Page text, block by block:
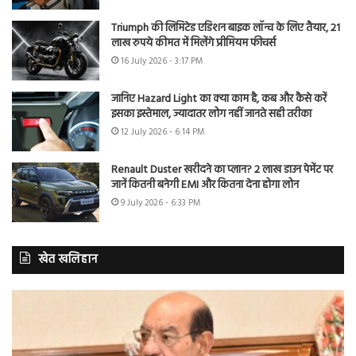
Triumph की लिमिटेड एडिशन बाइक लॉन्च के लिए तैयार, 21
लाख रुपये कीमत में मिलेंगे प्रीमियम फीचर्स
16 July 2026 - 3:17 PM
जानिए Hazard Light का क्या काम है, कब और कैसे करें
इसका इस्तेमाल, ज्यादातर लोग नहीं जानते सही तरीका
12 July 2026 - 6:14 PM
Renault Duster खरीदने का प्लान? 2 लाख डाउन पेमेंट पर
जानें कितनी बनेगी EMI और कितना देना होगा लोन
9 July 2026 - 6:33 PM
खेत खलिहान